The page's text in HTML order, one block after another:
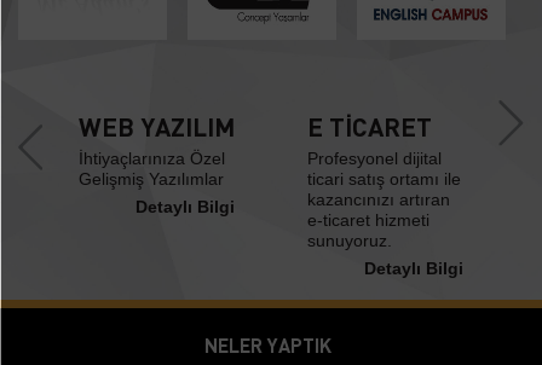
WEB YAZILIM
İhtiyaçlarınıza Özel
Gelişmiş Yazılımlar
Detaylı Bilgi
E TİCARET
Profesyonel dijital
ticari satış ortamı ile
kazancınızı artıran
e-ticaret hizmeti
sunuyoruz.
Detaylı Bilgi
NELER YAPTIK